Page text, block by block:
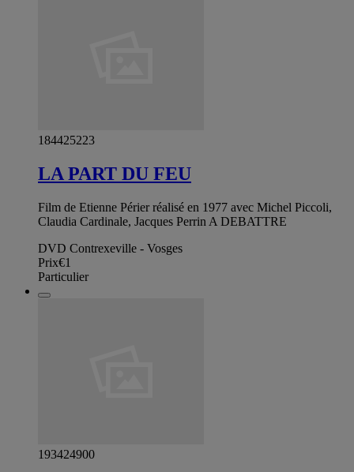
184425223
LA PART DU FEU
Film de Etienne Périer réalisé en 1977 avec Michel Piccoli,
Claudia Cardinale, Jacques Perrin A DEBATTRE
DVD Contrexeville - Vosges
Prix€1
Particulier
193424900